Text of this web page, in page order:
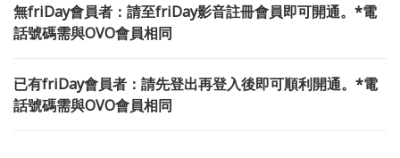
無friDay會員者：請至friDay影音註冊會員即可開通。*電
話號碼需與OVO會員相同
已有friDay會員者：請先登出再登入後即可順利開通。*電
話號碼需與OVO會員相同